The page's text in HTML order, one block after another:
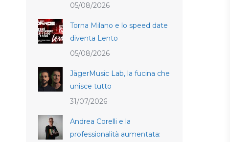
05/08/2026
Torna Milano e lo speed date
diventa Lento
05/08/2026
JägerMusic Lab, la fucina che
unisce tutto
31/07/2026
Andrea Corelli e la
professionalità aumentata: